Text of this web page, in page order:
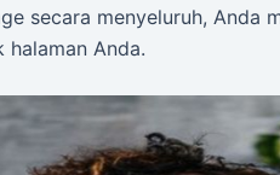
secara menyeluruh, Anda
Anda.